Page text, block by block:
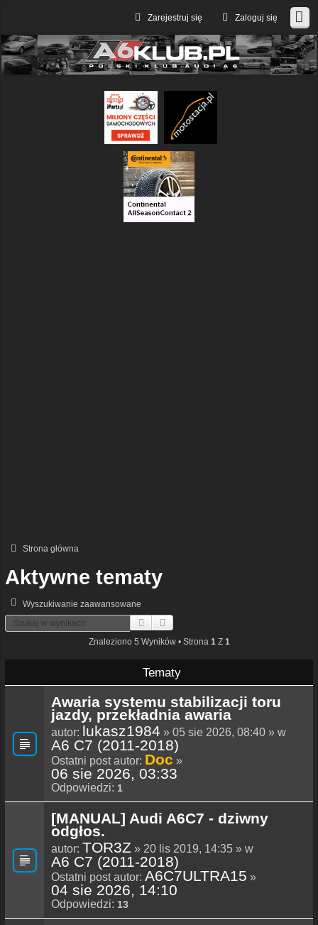
Zaloguj się
Zarejestruj się
Strona główna
Aktywne tematy
Wyszukiwanie zaawansowane
Szukaj
Znaleziono 5 Wyników • Strona 1 Z 1
Tematy
Awaria systemu stabilizacji toru
jazdy, przekładnia awaria
autor: lukasz1984 » 05 sie 2026, 08:40 » w
A6 C7 (2011-2018)
Ostatni post autor: Doc »
06 sie 2026, 03:33
Odpowiedzi: 1
[MANUAL] Audi A6C7 - dziwny
odgłos.
autor: TOR3Z » 20 lis 2019, 14:35 » w
A6 C7 (2011-2018)
Ostatni post autor: A6C7ULTRA15 »
04 sie 2026, 14:10
Odpowiedzi: 13